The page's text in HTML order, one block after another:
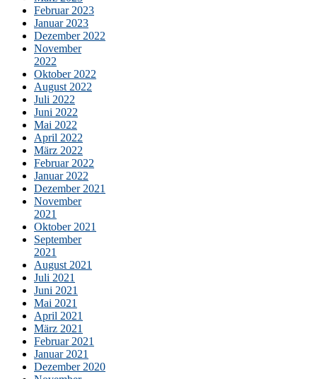
Februar 2023
Januar 2023
Dezember 2022
November
2022
Oktober 2022
August 2022
Juli 2022
Juni 2022
Mai 2022
April 2022
März 2022
Februar 2022
Januar 2022
Dezember 2021
November
2021
Oktober 2021
September
2021
August 2021
Juli 2021
Juni 2021
Mai 2021
April 2021
März 2021
Februar 2021
Januar 2021
Dezember 2020